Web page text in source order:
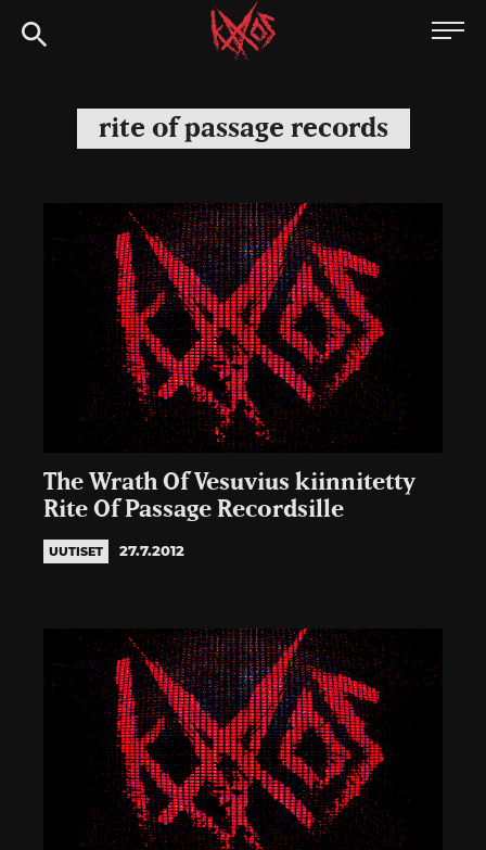
Siirry
suoraan
Kaaoszine
rite of passage records
The Wrath Of Vesuvius kiinnitetty
Rite Of Passage Recordsille
UUTISET 27.7.2012